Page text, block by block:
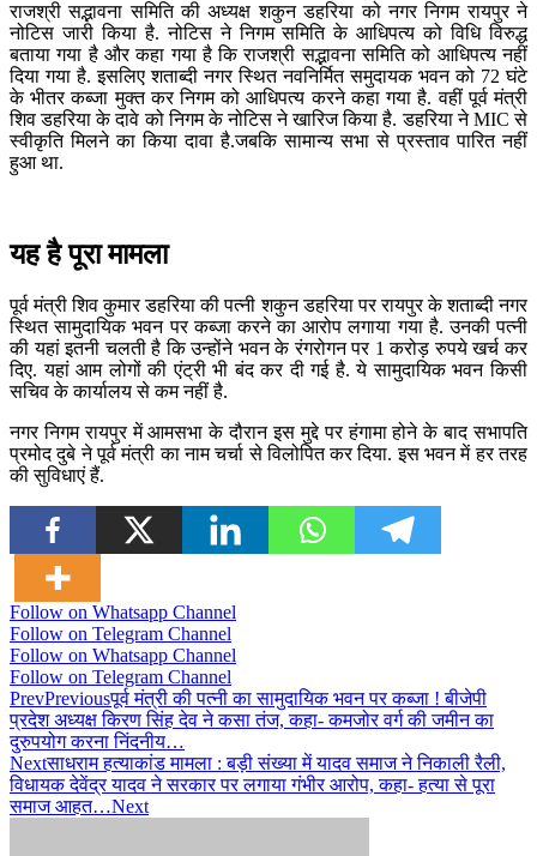
राजश्री सद्भावना समिति की अध्यक्ष शकुन डहरिया को नगर निगम रायपुर ने
नोटिस जारी किया है. नोटिस ने निगम समिति के आधिपत्य को विधि विरुद्ध
बताया गया है और कहा गया है कि राजश्री सद्भावना समिति को आधिपत्य नहीं
दिया गया है. इसलिए शताब्दी नगर स्थित नवनिर्मित समुदायक भवन को 72 घंटे
के भीतर कब्जा मुक्त कर निगम को आधिपत्य करने कहा गया है. वहीं पूर्व मंत्री
शिव डहरिया के दावे को निगम के नोटिस ने खारिज किया है. डहरिया ने MIC से
स्वीकृति मिलने का किया दावा है.जबकि सामान्य सभा से प्रस्ताव पारित नहीं
हुआ था.
यह है पूरा मामला
पूर्व मंत्री शिव कुमार डहरिया की पत्नी शकुन डहरिया पर रायपुर के शताब्दी नगर
स्थित सामुदायिक भवन पर कब्जा करने का आरोप लगाया गया है. उनकी पत्नी
की यहां इतनी चलती है कि उन्होंने भवन के रंगरोगन पर 1 करोड़ रुपये खर्च कर
दिए. यहां आम लोगों की एंट्री भी बंद कर दी गई है. ये सामुदायिक भवन किसी
सचिव के कार्यालय से कम नहीं है.
नगर निगम रायपुर में आमसभा के दौरान इस मुद्दे पर हंगामा होने के बाद सभापति
प्रमोद दुबे ने पूर्व मंत्री का नाम चर्चा से विलोपित कर दिया. इस भवन में हर तरह
की सुविधाएं हैं.
Follow on Whatsapp Channel
Follow on Telegram Channel
Follow on Whatsapp Channel
Follow on Telegram Channel
PrevPreviousपूर्व मंत्री की पत्नी का सामुदायिक भवन पर कब्जा ! बीजेपी
प्रदेश अध्यक्ष किरण सिंह देव ने कसा तंज, कहा- कमजोर वर्ग की जमीन का
दुरुपयोग करना निंदनीय…
Nextसाधराम हत्याकांड मामला : बड़ी संख्या में यादव समाज ने निकाली रैली,
विधायक देवेंद्र यादव ने सरकार पर लगाया गंभीर आरोप, कहा- हत्या से पूरा
समाज आहत…Next